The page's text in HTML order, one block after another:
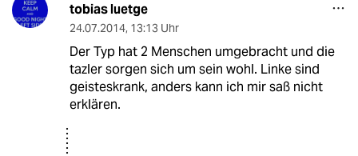
tobias luetge
24.07.2014, 13:13 Uhr
Der Typ hat 2 Menschen umgebracht und die
tazler sorgen sich um sein wohl. Linke sind
geisteskrank, anders kann ich mir saß nicht
erklären.